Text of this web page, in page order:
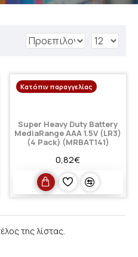
Κατόπιν παραγγελίας
Super Heavy Duty Battery
MediaRange AAA 1.5V (LR3)
(4 Pack) (MRBAT141)
0,82€
της λίστας.